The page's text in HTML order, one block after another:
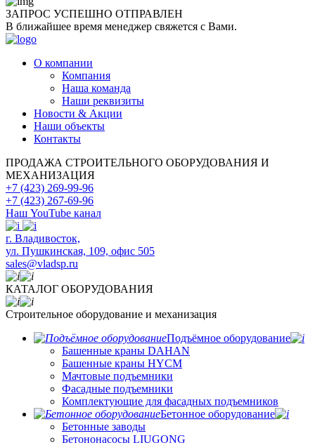
ЗАПРОС УСПЕШНО ОТПРАВЛЕН
В ближайшее время менеджер свяжется с Вами.
О компании
Компания
Наша команда
Наши реквизиты
Новости & Акции
Наши объекты
Контакты
ПРОДАЖА СТРОИТЕЛЬНОГО ОБОРУДОВАНИЯ И
МЕХАНИЗАЦИЯ
+7 (423) 269-99-96
+7 (423) 267-69-96
Наш YouTube канал
​г. Владивосток,
ул. Пушкинская, 109, офис 505
sales@vladsp.ru
КАТАЛОГ ОБОРУДОВАНИЯ
Строительное оборудование и механизация
Подъёмное оборудование
Башенные краны DAHAN
Башенные краны HYCM
Мачтовые подъемники
Фасадные подъемники
Комплектующие для фасадных подъемников
Бетонное оборудование
Бетонные заводы
Бетононасосы LIUGONG